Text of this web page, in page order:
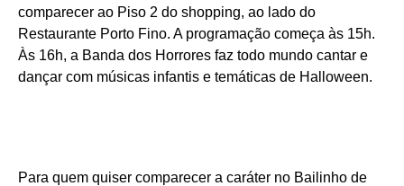
comparecer ao Piso 2 do shopping, ao lado do
Restaurante Porto Fino. A programação começa às 15h.
Às 16h, a Banda dos Horrores faz todo mundo cantar e
dançar com músicas infantis e temáticas de Halloween.
Para quem quiser comparecer a caráter no Bailinho de